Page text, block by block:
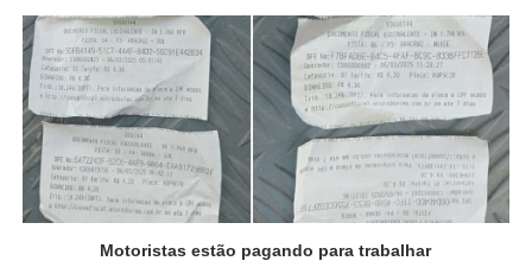
Motoristas estão pagando para trabalhar